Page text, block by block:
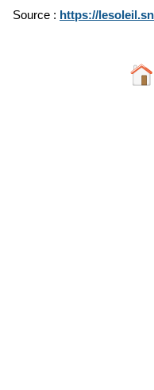
Source : https://